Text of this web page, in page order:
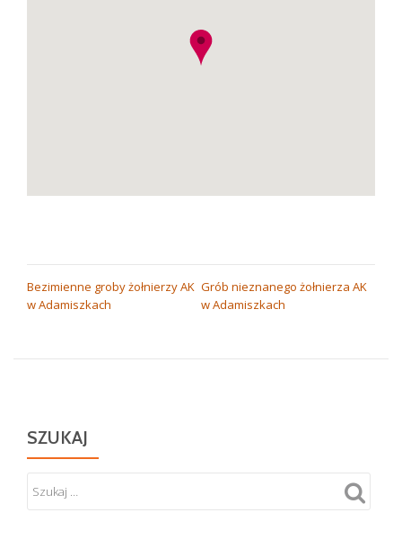
NAWIGACJA
WPISU
Bezimienne groby żołnierzy AK
w Adamiszkach
Grób nieznanego żołnierza AK
w Adamiszkach
SZUKAJ